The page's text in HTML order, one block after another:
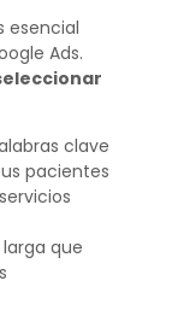
esencial
Ads.
clave
pacientes
que